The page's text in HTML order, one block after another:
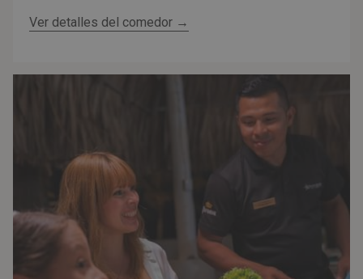
Ver detalles del comedor